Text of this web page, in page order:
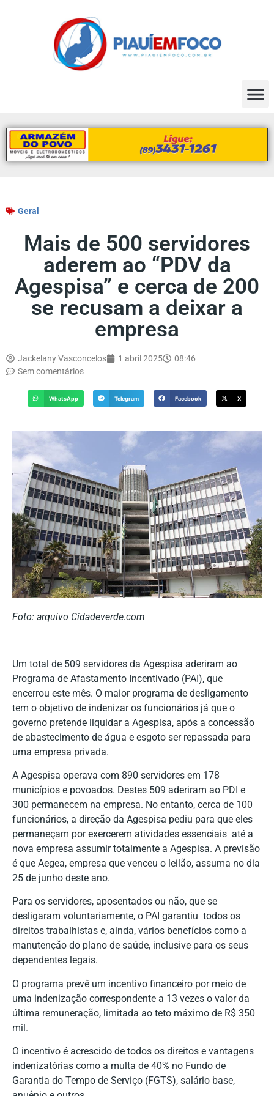
Geral
Mais de 500 servidores
aderem ao “PDV da
Agespisa” e cerca de 200
se recusam a deixar a
empresa
Jackelany Vasconcelos 1 abril 2025
08:46
Sem comentários
WhatsApp Telegram Facebook X
Foto: arquivo Cidadeverde.com
Um total de 509 servidores da Agespisa aderiram ao
Programa de Afastamento Incentivado (PAI), que
encerrou este mês. O maior programa de desligamento
tem o objetivo de indenizar os funcionários já que o
governo pretende liquidar a Agespisa, após a concessão
de abastecimento de água e esgoto ser repassada para
uma empresa privada.
A Agespisa operava com 890 servidores em 178
municípios e povoados. Destes 509 aderiram ao PDI e
300 permanecem na empresa. No entanto, cerca de 100
funcionários, a direção da Agespisa pediu para que eles
permaneçam por exercerem atividades essenciais até a
nova empresa assumir totalmente a Agespisa. A previsão
é que Aegea, empresa que venceu o leilão, assuma no dia
25 de junho deste ano.
Para os servidores, aposentados ou não, que se
desligaram voluntariamente, o PAI garantiu todos os
direitos trabalhistas e, ainda, vários benefícios como a
manutenção do plano de saúde, inclusive para os seus
dependentes legais.
O programa prevê um incentivo financeiro por meio de
uma indenização correspondente a 13 vezes o valor da
última remuneração, limitada ao teto máximo de R$ 350
mil.
O incentivo é acrescido de todos os direitos e vantagens
indenizatórias como a multa de 40% no Fundo de
Garantia do Tempo de Serviço (FGTS), salário base,